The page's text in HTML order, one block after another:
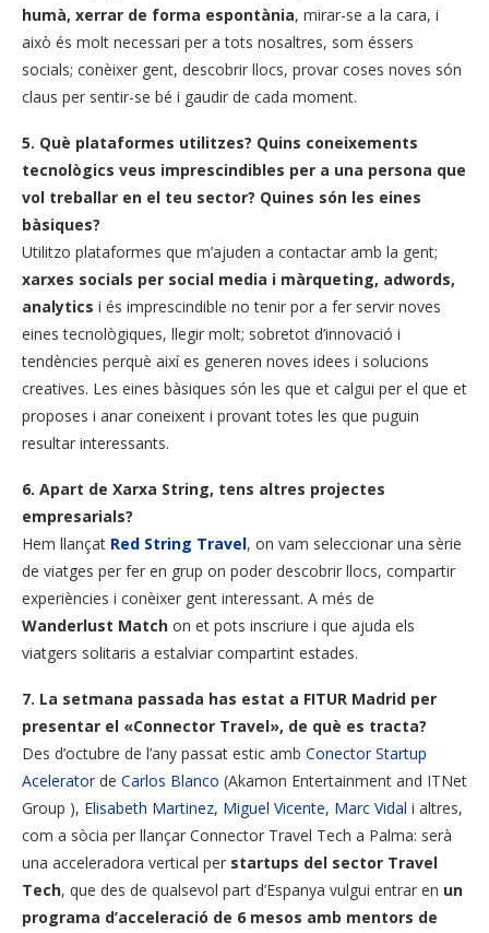
humà, xerrar de forma espontània, mirar-se a la cara, i
això és molt necessari per a tots nosaltres, som éssers
socials; conèixer gent, descobrir llocs, provar coses noves són
claus per sentir-se bé i gaudir de cada moment.
5. Què plataformes utilitzes? Quins coneixements
tecnològics veus imprescindibles per a una persona que
vol treballar en el teu sector? Quines són les eines
bàsiques?
Utilitzo plataformes que m’ajuden a contactar amb la gent;
xarxes socials per social media i màrqueting, adwords,
analytics i és imprescindible no tenir por a fer servir noves
eines tecnològiques, llegir molt; sobretot d’innovació i
tendències perquè així es generen noves idees i solucions
creatives. Les eines bàsiques són les que et calgui per el que et
proposes i anar coneixent i provant totes les que puguin
resultar interessants.
6. Apart de Xarxa String, tens altres projectes
empresarials?
Hem llançat Red String Travel, on vam seleccionar una sèrie
de viatges per fer en grup on poder descobrir llocs, compartir
experiències i conèixer gent interessant. A més de
Wanderlust Match on et pots inscriure i que ajuda els
viatgers solitaris a estalviar compartint estades.
7. La setmana passada has estat a FITUR Madrid per
presentar el «Connector Travel», de què es tracta?
Des d’octubre de l’any passat estic amb Conector Startup
Aceleratorde Carlos Blanco (Akamon Entertainment and ITNet
Group ), Elisabeth Martinez, Miguel Vicente, Marc Vidal i altres,
com a sòcia per llançar Connector Travel Tech a Palma: serà
una acceleradora vertical per startups del sector Travel
Tech, que des de qualsevol part d’Espanya vulgui entrar en un
programa d’acceleració de 6 mesos amb mentors de